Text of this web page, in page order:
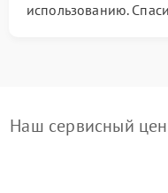
использованию.
Наш сервисный